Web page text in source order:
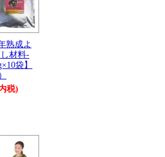
熟成よ
材料-
袋】
税)